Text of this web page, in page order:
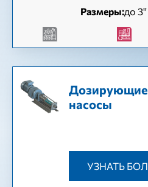
Размеры:до 3''
Дозирующие
насосы
УЗНАТЬ